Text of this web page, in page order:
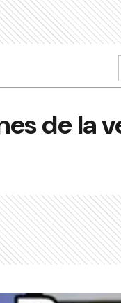
de la